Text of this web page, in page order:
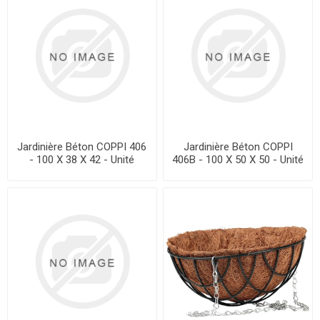
Jardinière Béton COPPI 406
- 100 X 38 X 42 - Unité
Jardinière Béton COPPI
406B - 100 X 50 X 50 - Unité